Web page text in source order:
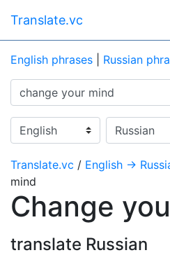
Translate.vc
English phrases Russian
Translate.vc / English →
mind
Change
translate Russian